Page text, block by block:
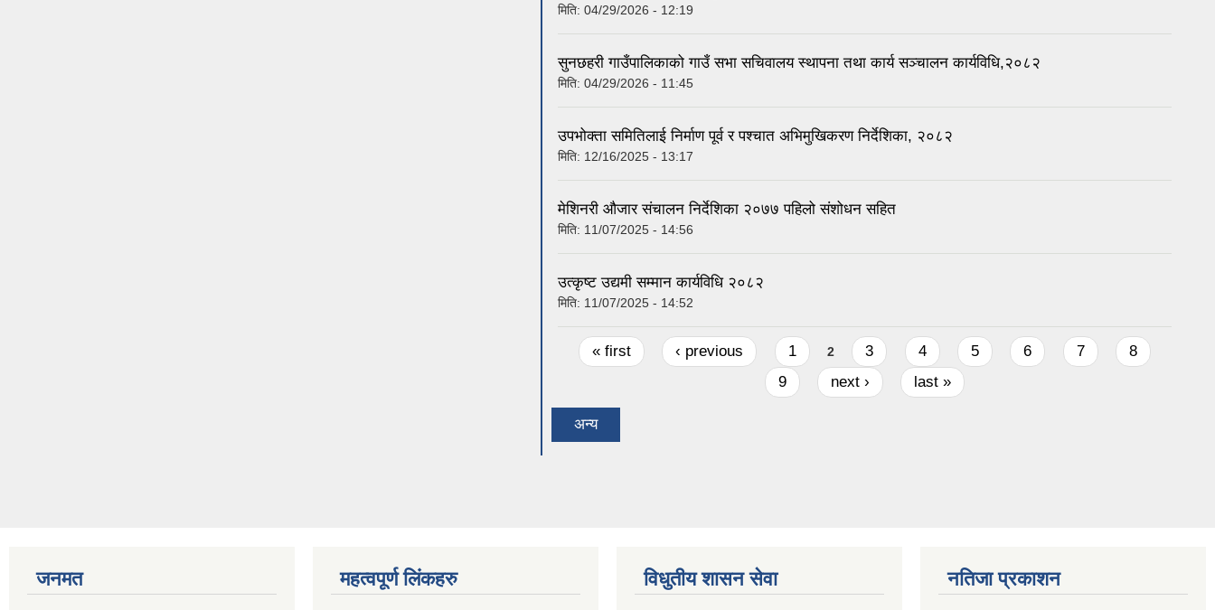
मिति: 04/29/2026 - 12:19
सुनछहरी गाउँपालिकाको गाउँ सभा सचिवालय स्थापना तथा कार्य सञ्चालन कार्यविधि,२०८२
मिति: 04/29/2026 - 11:45
उपभोक्ता समितिलाई निर्माण पूर्व र पश्चात अभिमुखिकरण निर्देशिका, २०८२
मिति: 12/16/2025 - 13:17
मेशिनरी औजार संचालन निर्देशिका २०७७ पहिलो संशोधन सहित
मिति: 11/07/2025 - 14:56
उत्कृष्ट उद्यमी सम्मान कार्यविधि २०८२
मिति: 11/07/2025 - 14:52
Pages
« first ‹ previous 1 2 3 4 5 6 7
8
9
next › last »
अन्य
जनमत महत्वपूर्ण लिंकहरु विधुतीय शासन सेवा नतिजा प्रकाशन